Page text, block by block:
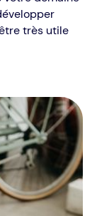
très utile